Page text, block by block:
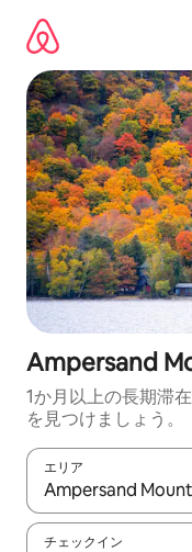
Ampersand
1か月以上の長期滞
を見つけましょう。
エリア
検索結果が表示され
チェックイン